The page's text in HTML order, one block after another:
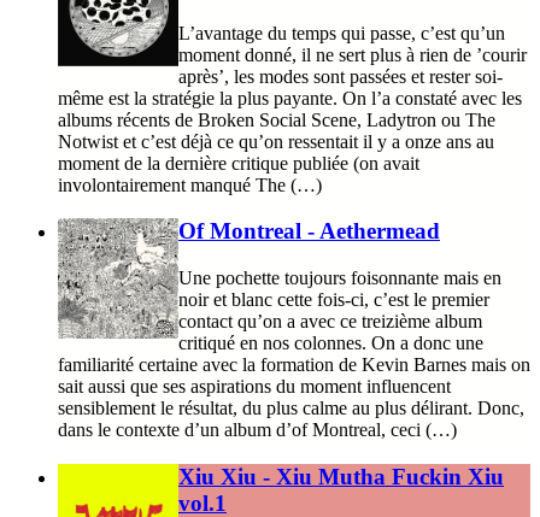
L’avantage du temps qui passe, c’est qu’un
moment donné, il ne sert plus à rien de ’courir
après’, les modes sont passées et rester soi-
même est la stratégie la plus payante. On l’a constaté avec les
albums récents de Broken Social Scene, Ladytron ou The
Notwist et c’est déjà ce qu’on ressentait il y a onze ans au
moment de la dernière critique publiée (on avait
involontairement manqué The (…)
Of Montreal - Aethermead
Une pochette toujours foisonnante mais en
noir et blanc cette fois-ci, c’est le premier
contact qu’on a avec ce treizième album
critiqué en nos colonnes. On a donc une
familiarité certaine avec la formation de Kevin Barnes mais on
sait aussi que ses aspirations du moment influencent
sensiblement le résultat, du plus calme au plus délirant. Donc,
dans le contexte d’un album d’of Montreal, ceci (…)
Xiu Xiu - Xiu Mutha Fuckin Xiu
vol.1